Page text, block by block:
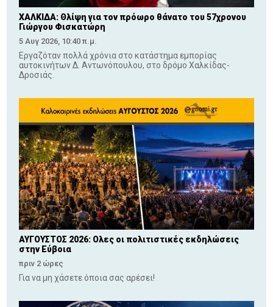
ΧΑΛΚΙΔΑ: Θλίψη για τον πρόωρο θάνατο του 57χρονου
Γιώργου Φισκατώρη
5 Αυγ 2026, 10:40 π.μ.
Εργαζόταν πολλά χρόνια στο κατάστημα εμπορίας
αυτοκινήτων Δ. Αντωνόπουλου, στο δρόμο Χαλκίδας-
Δροσιάς.
ΑΥΓΟΥΣΤΟΣ 2026: Ολες οι πολιτιστικές εκδηλώσεις
στην Εύβοια
πριν 2 ώρες
Για να μη χάσετε όποια σας αρέσει!